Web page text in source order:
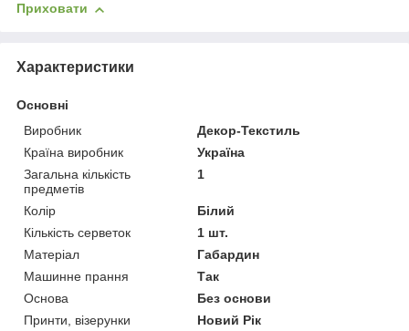
Приховати
Характеристики
Основні
Виробник
Декор-Текстиль
Країна виробник
Україна
Загальна кількість
предметів
1
Колір
Білий
Кількість серветок
1 шт.
Матеріал
Габардин
Машинне прання
Так
Основа
Без основи
Принти, візерунки
Новий Рік